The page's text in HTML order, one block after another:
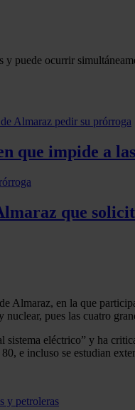
ocurrir
que impide a
que
Almaraz, en la que
pues las cuatro
eléctrico” y ha
e incluso se estudian